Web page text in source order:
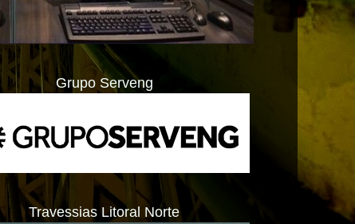
Grupo Serveng
Travessias Litoral Norte